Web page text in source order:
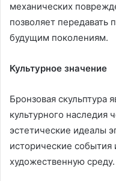
механических
позволяет передавать
будущим поколениям.
Культурное значение
Бронзовая скульптура
культурного наследия
эстетические идеалы
исторические
художественную среду.